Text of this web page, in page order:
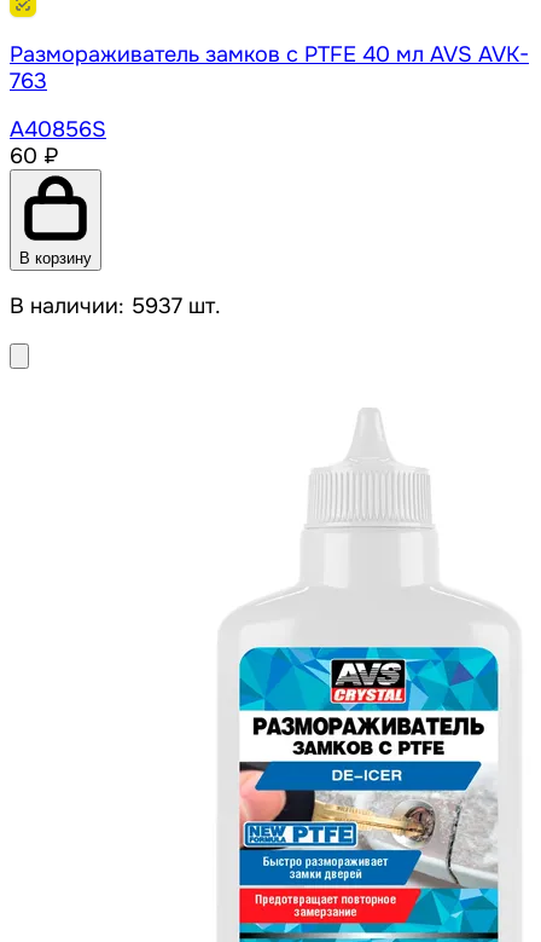
Размораживатель замков с PTFE 40 мл AVS AVK-
763
A40856S
60 ₽
В корзину
В наличии: 5937 шт.